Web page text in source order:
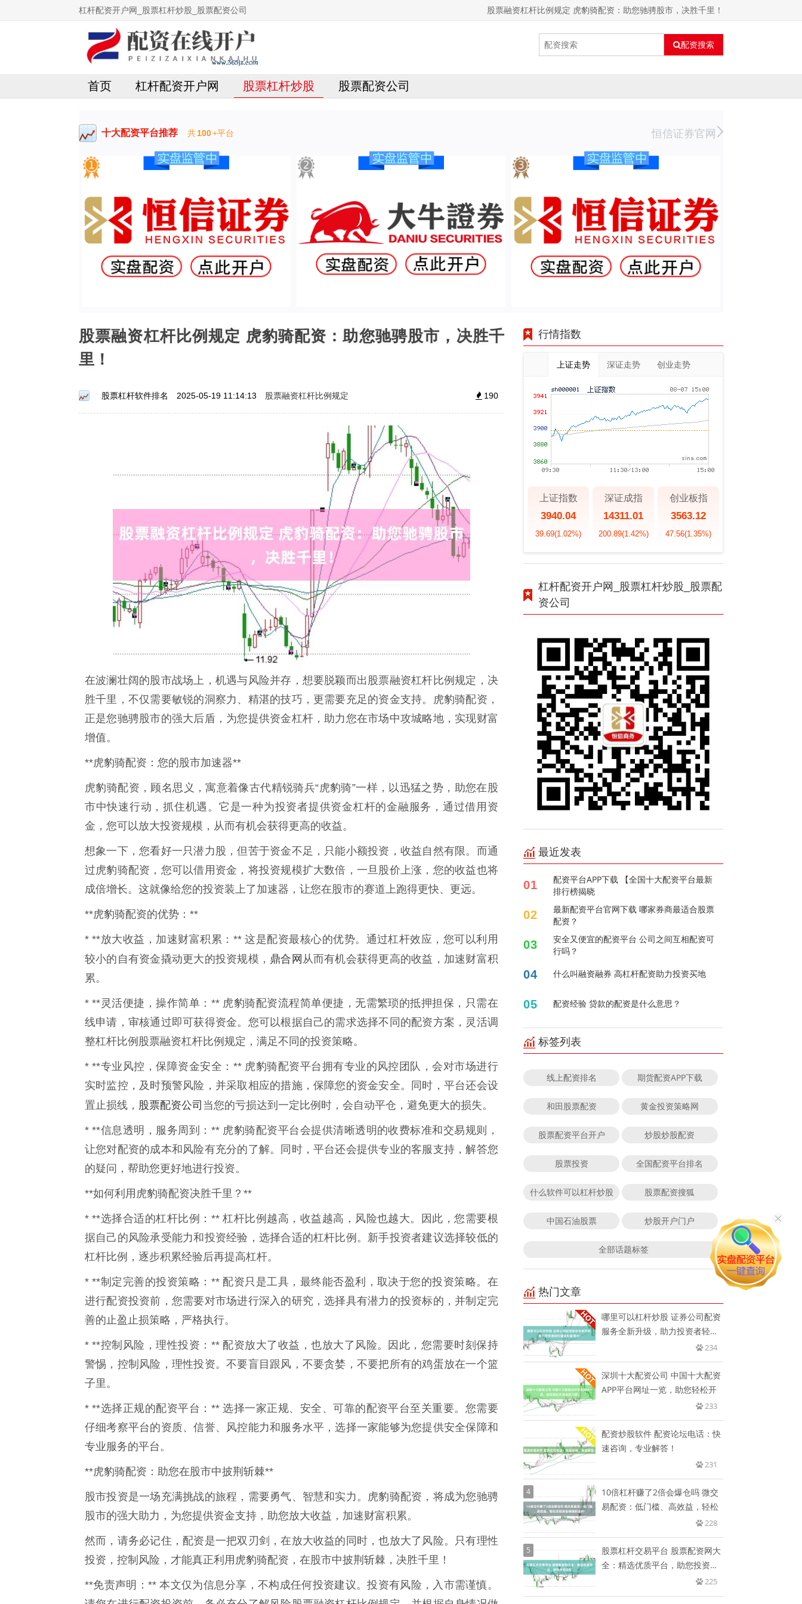
杠杆配资开户网_股票杠杆炒股_股票配资公司 股票融资杠杆比例规定 虎豹骑配资：助您驰骋股市，决胜千里！
配资搜索
首页 杠杆配资开户网 股票杠杆炒股 股票配资公司
十大配资平台推荐 共100+平台 恒信证券官网
股票融资杠杆比例规定 虎豹骑配资：助您驰骋股市，决胜千
里！
股票杠杆软件排名 2025-05-19 11:14:13 股票融资杠杆比例规定 190
在波澜壮阔的股市战场上，机遇与风险并存，想要脱颖而出股票融资杠杆比例规定，决
胜千里，不仅需要敏锐的洞察力、精湛的技巧，更需要充足的资金支持。虎豹骑配资，
正是您驰骋股市的强大后盾，为您提供资金杠杆，助力您在市场中攻城略地，实现财富
增值。
**虎豹骑配资：您的股市加速器**
虎豹骑配资，顾名思义，寓意着像古代精锐骑兵“虎豹骑”一样，以迅猛之势，助您在股
市中快速行动，抓住机遇。它是一种为投资者提供资金杠杆的金融服务，通过借用资
金，您可以放大投资规模，从而有机会获得更高的收益。
想象一下，您看好一只潜力股，但苦于资金不足，只能小额投资，收益自然有限。而通
过虎豹骑配资，您可以借用资金，将投资规模扩大数倍，一旦股价上涨，您的收益也将
成倍增长。这就像给您的投资装上了加速器，让您在股市的赛道上跑得更快、更远。
**虎豹骑配资的优势：**
* **放大收益，加速财富积累：** 这是配资最核心的优势。通过杠杆效应，您可以利用
较小的自有资金撬动更大的投资规模， 鼎合网 从而有机会获得更高的收益，加速财富积
累。
* **灵活便捷，操作简单：** 虎豹骑配资流程简单便捷，无需繁琐的抵押担保，只需在
线申请，审核通过即可获得资金。您可以根据自己的需求选择不同的配资方案，灵活调
整杠杆比例股票融资杠杆比例规定，满足不同的投资策略。
* **专业风控，保障资金安全：** 虎豹骑配资平台拥有专业的风控团队，会对市场进行
实时监控，及时预警风险，并采取相应的措施，保障您的资金安全。同时，平台还会设
置止损线， 股票配资公司 当您的亏损达到一定比例时，会自动平仓，避免更大的损失。
* **信息透明，服务周到：** 虎豹骑配资平台会提供清晰透明的收费标准和交易规则，
让您对配资的成本和风险有充分的了解。同时，平台还会提供专业的客服支持，解答您
的疑问，帮助您更好地进行投资。
**如何利用虎豹骑配资决胜千里？**
* **选择合适的杠杆比例：** 杠杆比例越高，收益越高，风险也越大。因此，您需要根
据自己的风险承受能力和投资经验，选择合适的杠杆比例。新手投资者建议选择较低的
杠杆比例，逐步积累经验后再提高杠杆。
* **制定完善的投资策略：** 配资只是工具，最终能否盈利，取决于您的投资策略。在
进行配资投资前，您需要对市场进行深入的研究，选择具有潜力的投资标的，并制定完
善的止盈止损策略，严格执行。
* **控制风险，理性投资：** 配资放大了收益，也放大了风险。因此，您需要时刻保持
警惕，控制风险，理性投资。不要盲目跟风，不要贪婪，不要把所有的鸡蛋放在一个篮
子里。
* **选择正规的配资平台：** 选择一家正规、安全、可靠的配资平台至关重要。您需要
仔细考察平台的资质、信誉、风控能力和服务水平，选择一家能够为您提供安全保障和
专业服务的平台。
**虎豹骑配资：助您在股市中披荆斩棘**
股市投资是一场充满挑战的旅程，需要勇气、智慧和实力。虎豹骑配资，将成为您驰骋
股市的强大助力，为您提供资金支持，助您放大收益，加速财富积累。
然而，请务必记住，配资是一把双刃剑，在放大收益的同时，也放大了风险。只有理性
投资，控制风险，才能真正利用虎豹骑配资，在股市中披荆斩棘，决胜千里！
**免责声明：** 本文仅为信息分享，不构成任何投资建议。投资有风险，入市需谨慎。
行情指数
上证走势 深证走势 创业走势
上证指数
3940.04
39.69(1.02%)
深证成指
14311.01
200.89(1.42%)
创业板指
3563.12
47.56(1.35%)
杠杆配资开户网_股票杠杆炒股_股票配
资公司
最近发表
01
配资平台APP下载 【全国十大配资平台最新
排行榜揭晓
02
最新配资平台官网下载 哪家券商最适合股票
配资？
03
安全又便宜的配资平台 公司之间互相配资可
行吗？
04 什么叫融资融券 高杠杆配资助力投资买地
05 配资经验 贷款的配资是什么意思？
标签列表
线上配资排名 期货配资APP下载
和田股票配资 黄金投资策略网
股票配资平台开户 炒股炒股配资
股票投资 全国配资平台排名
什么软件可以杠杆炒股 股票配资搜狐
中国石油股票 炒股开户门户
全部话题标签
热门文章
哪里可以杠杆炒股 证券公司配资
服务全新升级，助力投资者轻松
234
深圳十大配资公司 中国十大配资
APP平台网址一览，助您轻松开
233
配资炒股软件 配资论坛电话：快
速咨询，专业解答！
231
4
10倍杠杆赚了2倍会爆仓吗 微交
易配资：低门槛、高效益，轻松
228
5
股票杠杆交易平台 股票配资网大
全：精选优质平台，助您投资无
225